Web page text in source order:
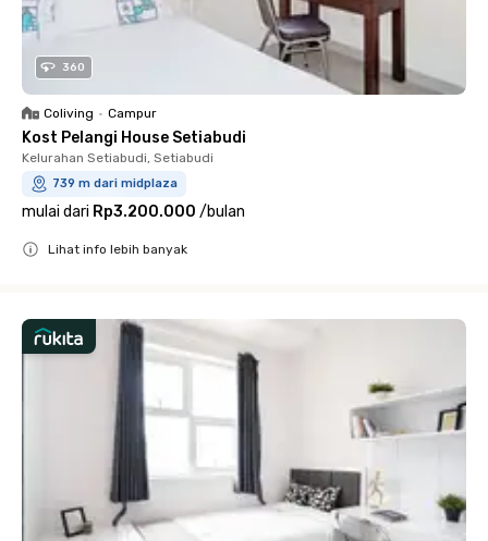
360
Coliving • Campur
Kost Pelangi House Setiabudi
Kelurahan Setiabudi, Setiabudi
739 m dari midplaza
mulai dari Rp3.200.000 /bulan
Lihat info lebih banyak